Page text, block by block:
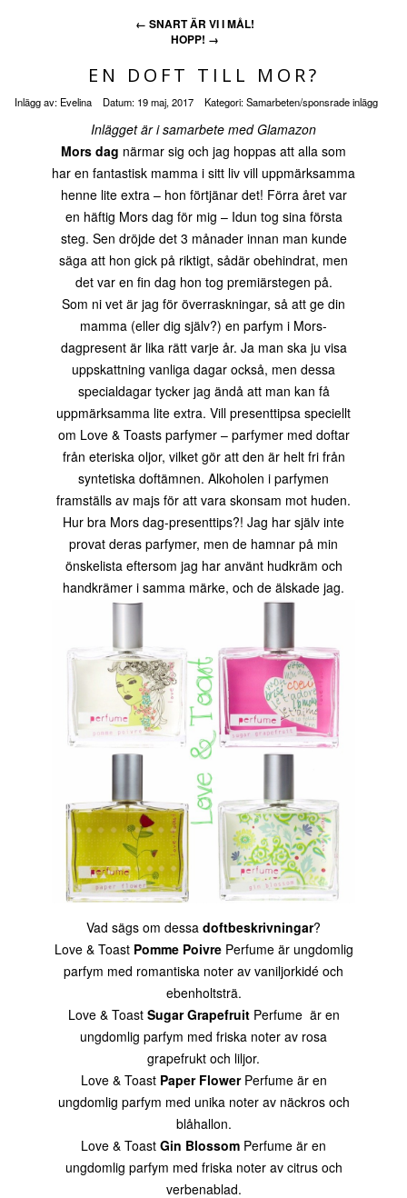
← SNART ÄR VI I MÅL!
HOPP! →
EN DOFT TILL MOR?
Inlägg av: Evelina Datum: 19 maj, 2017 Kategori:Samarbeten/sponsrade inlägg
Inlägget är i samarbete med Glamazon
Mors dag närmar sig och jag hoppas att alla som
har en fantastisk mamma i sitt liv vill uppmärksamma
henne lite extra – hon förtjänar det! Förra året var
en häftig Mors dag för mig – Idun tog sina första
steg. Sen dröjde det 3 månader innan man kunde
säga att hon gick på riktigt, sådär obehindrat, men
det var en fin dag hon tog premiärstegen på.
Som ni vet är jag för överraskningar, så att ge din
mamma (eller dig själv?) en parfym i Mors-
dagpresent är lika rätt varje år. Ja man ska ju visa
uppskattning vanliga dagar också, men dessa
specialdagar tycker jag ändå att man kan få
uppmärksamma lite extra. Vill presenttipsa speciellt
om Love & Toasts parfymer – parfymer med doftar
från eteriska oljor, vilket gör att den är helt fri från
syntetiska doftämnen. Alkoholen i parfymen
framställs av majs för att vara skonsam mot huden.
Hur bra Mors dag-presenttips?! Jag har själv inte
provat deras parfymer, men de hamnar på min
önskelista eftersom jag har använt hudkräm och
handkrämer i samma märke, och de älskade jag.
Vad sägs om dessa doftbeskrivningar?
Love & Toast Pomme PoivrePerfume är ungdomlig
parfym med romantiska noter av vaniljorkidé och
ebenholtsträ.
Love & ToastSugar GrapefruitPerfume är en
ungdomlig parfym med friska noter av rosa
grapefrukt och liljor.
Love & Toast Paper FlowerPerfume är en
ungdomlig parfym med unika noter av näckros och
blåhallon.
Love & Toast Gin Blossom Perfume är en
ungdomlig parfym med friska noter av citrus och
verbenablad.